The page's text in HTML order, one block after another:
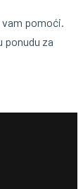
pomoći.
ponudu za